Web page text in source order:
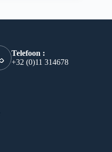
Telefoon :
+32 (0)11 314678